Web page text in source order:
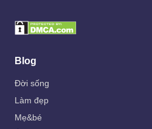
Blog
Đời sống
Làm đẹp
Mẹ&bé